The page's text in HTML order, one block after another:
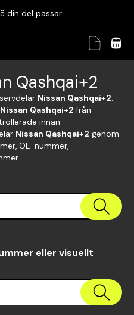
din del passar
passform
din del passar
Qashqai+2
Nissan Qashqai+2.
Nissan Qashqai+2 från
innan
Nissan Qashqai+2 genom
OE-nummer,
eller visuellt